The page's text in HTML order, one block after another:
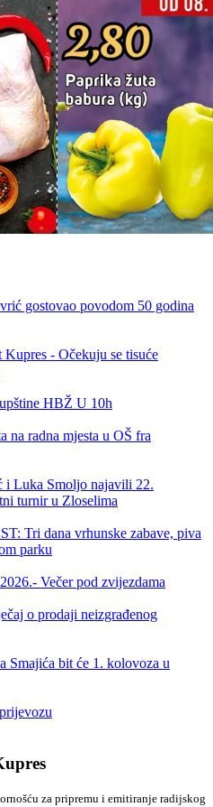
gostovao povodom 50 godina
- Očekuju se tisuće
HBŽ U 10h
na radna mjesta u OŠ fra
i Luka Smoljo najavili 22.
turnir u Zloselima
Tri dana vrhunske zabave, piva
parku
Večer pod zvijezdama
o prodaji neizgrađenog
Smajića bit će 1. kolovoza u
za pripremu i emitiranje radijskog